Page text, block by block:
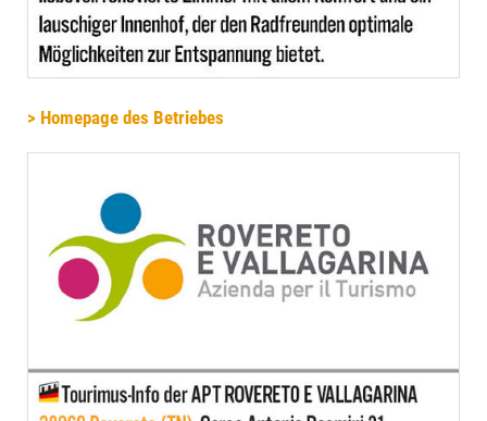
> Homepage des Betriebes